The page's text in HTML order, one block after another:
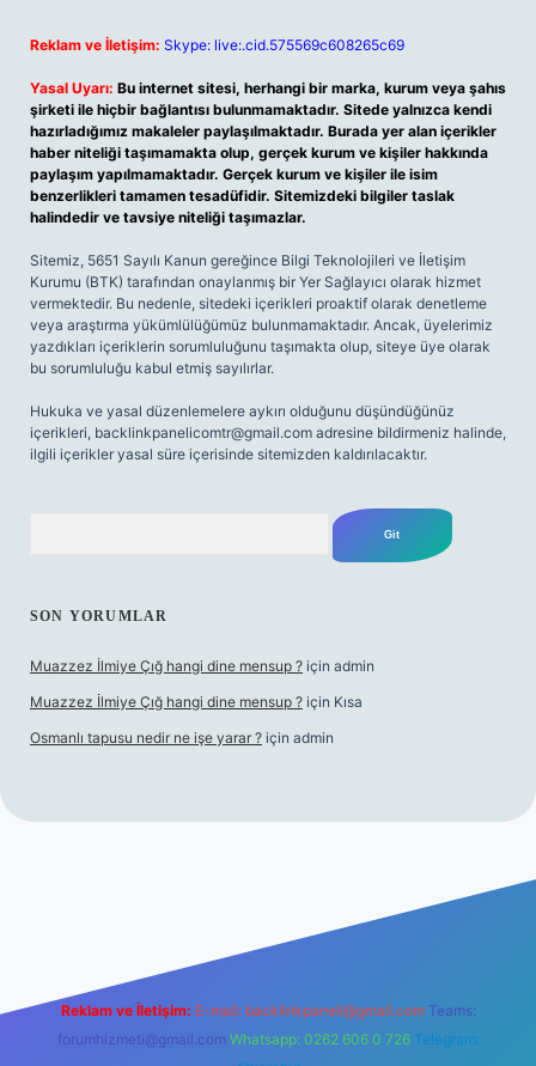
Reklam ve İletişim: Skype: live:.cid.575569c608265c69
Yasal Uyarı: Bu internet sitesi, herhangi bir marka, kurum veya şahıs
şirketi ile hiçbir bağlantısı bulunmamaktadır. Sitede yalnızca kendi
hazırladığımız makaleler paylaşılmaktadır. Burada yer alan içerikler
haber niteliği taşımamakta olup, gerçek kurum ve kişiler hakkında
paylaşım yapılmamaktadır. Gerçek kurum ve kişiler ile isim
benzerlikleri tamamen tesadüfidir. Sitemizdeki bilgiler taslak
halindedir ve tavsiye niteliği taşımazlar.
Sitemiz, 5651 Sayılı Kanun gereğince Bilgi Teknolojileri ve İletişim
Kurumu (BTK) tarafından onaylanmış bir Yer Sağlayıcı olarak hizmet
vermektedir. Bu nedenle, sitedeki içerikleri proaktif olarak denetleme
veya araştırma yükümlülüğümüz bulunmamaktadır. Ancak, üyelerimiz
yazdıkları içeriklerin sorumluluğunu taşımakta olup, siteye üye olarak
bu sorumluluğu kabul etmiş sayılırlar.
Hukuka ve yasal düzenlemelere aykırı olduğunu düşündüğünüz
içerikleri, backlinkpanelicomtr@gmail.com adresine bildirmeniz halinde,
ilgili içerikler yasal süre içerisinde sitemizden kaldırılacaktır.
SON YORUMLAR
Muazzez İlmiye Çığ hangi dine mensup ? için admin
Muazzez İlmiye Çığ hangi dine mensup ? için Kısa
Osmanlı tapusu nedir ne işe yarar ? için admin
Reklam ve İletişim: E-mail: backlinkpaneli@gmail.com Teams:
forumhizmeti@gmail.com Whatsapp: 0262 606 0 726 Telegram: